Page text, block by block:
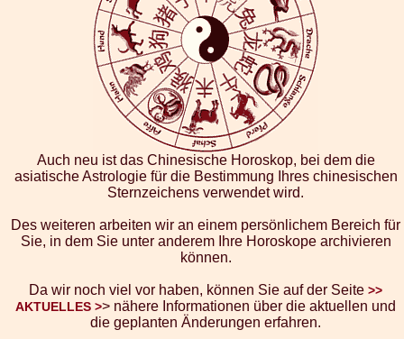
Auch neu ist das Chinesische Horoskop, bei dem die
asiatische Astrologie für die Bestimmung Ihres chinesischen
Sternzeichens verwendet wird.
Des weiteren arbeiten wir an einem persönlichem Bereich für
Sie, in dem Sie unter anderem Ihre Horoskope archivieren
können.
Da wir noch viel vor haben, können Sie auf der Seite >>
AKTUELLES >> nähere Informationen über die aktuellen und
die geplanten Änderungen erfahren.